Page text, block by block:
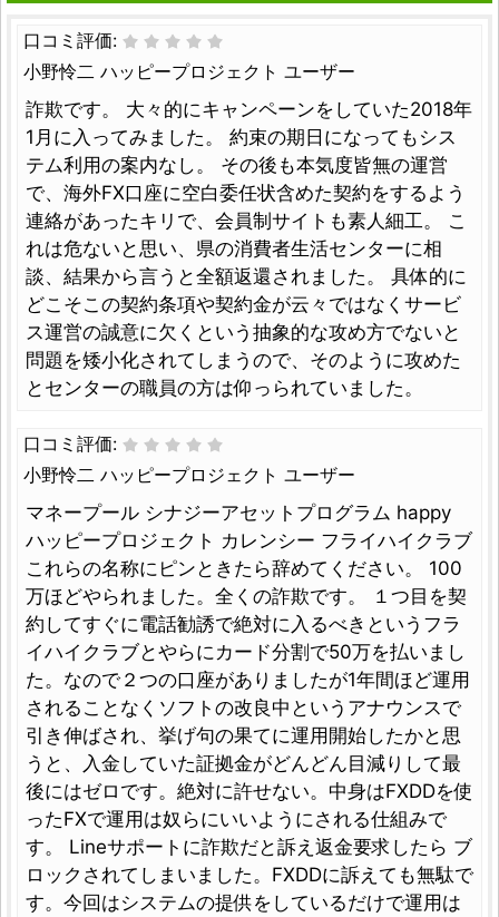
口コミ評価:
小野怜二 ハッピープロジェクト ユーザー
詐欺です。 大々的にキャンペーンをしていた2018年
1月に入ってみました。 約束の期日になってもシス
テム利用の案内なし。 その後も本気度皆無の運営
で、海外FX口座に空白委任状含めた契約をするよう
連絡があったキリで、会員制サイトも素人細工。 こ
れは危ないと思い、県の消費者生活センターに相
談、結果から言うと全額返還されました。 具体的に
どこそこの契約条項や契約金が云々ではなくサービ
ス運営の誠意に欠くという抽象的な攻め方でないと
問題を矮小化されてしまうので、そのように攻めた
とセンターの職員の方は仰っられていました。
口コミ評価:
小野怜二 ハッピープロジェクト ユーザー
マネープール シナジーアセットプログラム happy
ハッピープロジェクト カレンシー フライハイクラブ
これらの名称にピンときたら辞めてください。 100
万ほどやられました。全くの詐欺です。 １つ目を契
約してすぐに電話勧誘で絶対に入るべきというフラ
イハイクラブとやらにカード分割で50万を払いまし
た。なので２つの口座がありましたが1年間ほど運用
されることなくソフトの改良中というアナウンスで
引き伸ばされ、挙げ句の果てに運用開始したかと思
うと、入金していた証拠金がどんどん目減りして最
後にはゼロです。絶対に許せない。中身はFXDDを使
ったFXで運用は奴らにいいようにされる仕組みで
す。 Lineサポートに詐欺だと訴え返金要求したら ブ
ロックされてしまいました。FXDDに訴えても無駄で
す。今回はシステムの提供をしているだけで運用は